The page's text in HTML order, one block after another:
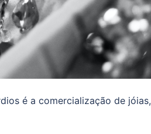
é a comercialização de jóias,